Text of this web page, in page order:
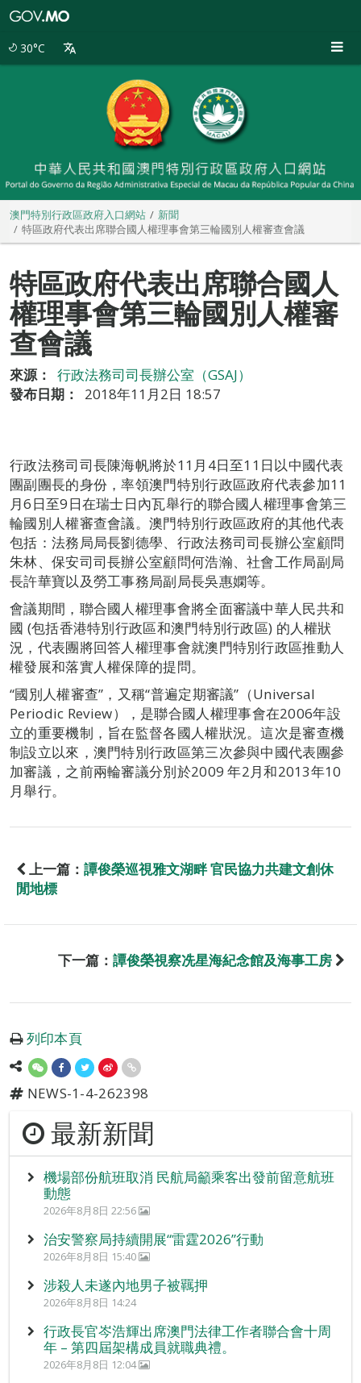
30°C
澳門特別行政區政府入口網站
新聞
特區政府代表出席聯合國人權理事會第三輪國別人權審查會議
特區政府代表出席聯合國人
權理事會第三輪國別人權審
查會議
來源：
行政法務司司長辦公室（GSAJ）
發布日期：
2018年11月2日 18:57
行政法務司司長陳海帆將於11月4日至11日以中國代表
團副團長的身份，率領澳門特別行政區政府代表參加11
月6日至9日在瑞士日內瓦舉行的聯合國人權理事會第三
輪國別人權審查會議。澳門特別行政區政府的其他代表
包括：法務局局長劉德學、行政法務司司長辦公室顧問
朱林、保安司司長辦公室顧問何浩瀚、社會工作局副局
長許華寶以及勞工事務局副局長吳惠嫻等。
會議期間，聯合國人權理事會將全面審議中華人民共和
國 (包括香港特別行政區和澳門特別行政區) 的人權狀
況，代表團將回答人權理事會就澳門特別行政區推動人
權發展和落實人權保障的提問。
“國別人權審查”，又稱“普遍定期審議”（Universal
Periodic Review），是聯合國人權理事會在2006年設
立的重要機制，旨在監督各國人權狀況。這次是審查機
制設立以來，澳門特別行政區第三次參與中國代表團參
加審議，之前兩輪審議分別於2009 年2月和2013年10
月舉行。
上一篇： 譚俊榮巡視雅文湖畔 官民協力共建文創休
閒地標
下一篇： 譚俊榮視察冼星海紀念館及海事工房
列印本頁
NEWS-1-4-262398
最新新聞
機場部份航班取消 民航局籲乘客出發前留意航班
動態
2026年8月8日 22:56
治安警察局持續開展“雷霆2026”行動
2026年8月8日 15:40
涉殺人未遂內地男子被羈押
2026年8月8日 14:24
行政長官岑浩輝出席澳門法律工作者聯合會十周
年 – 第四屆架構成員就職典禮。
2026年8月8日 12:04